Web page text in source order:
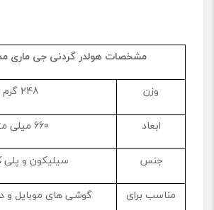
مشخصات هولدر گردنی جی ماری
وزن
248 گرم
ابعاد
660 میلی متر
جنس
سیلیکون و پلی
مناسب برای
گوشی های موبایل و